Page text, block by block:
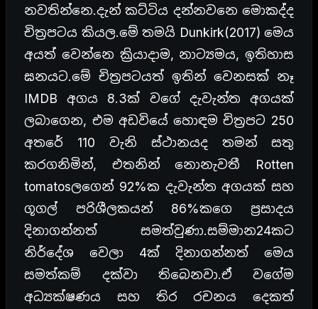
නවතින්නෙ.දැන් කට්ටිය දන්නවනෙ මොකද්ද
චිත්‍රපටය කියල.මේ තමයි Dunkirk(2017) මෙය
අයත් වෙන්නෙ ක්‍රියාදාම, නාට්‍යමය, ඉතිහාස
ඝනයට.මේ චිත්‍රපටයත් ඉතින් වෙනසක් නෑ
IMDB අගය 8.3ක් වගේ දැවැන්ත අගයක්
ලබාගෙන, එම අඩවියේ හොඳම චිත්‍රපට 250
අතරේ 110 වැනි ස්ථානයද තමන් සතු
කරගනිමින්, එතනින් නොනැවතී Rotten
tomatosලගෙන් 92%ක දැවැන්ත අගයක් සහ
ගූගල් පරිශීලකයන් 86%කගෙ ප්‍රසාදය
දිනාගන්නත් සමත්වුණා.සම්මාන24කට
නිර්දේශ වෙලා 4ක් දිනාගන්නත් මෙය
සමත්කම් දක්වා තිබෙනවා.ඒ වගේම
අධ්‍යක්ෂණය සහ තිර රචනය දෙකත්